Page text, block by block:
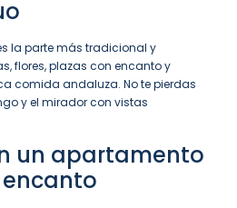
la parte más tradicional y
flores, plazas con encanto y
comida andaluza. No te pierdas
y el mirador con vistas
un apartamento